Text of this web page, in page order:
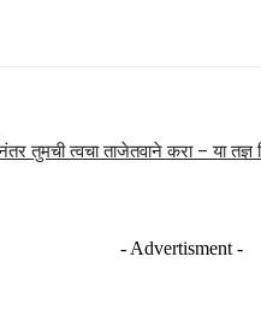
तुमची त्वचा ताजेतवाने करा – या तज्ञ
- Advertisment -